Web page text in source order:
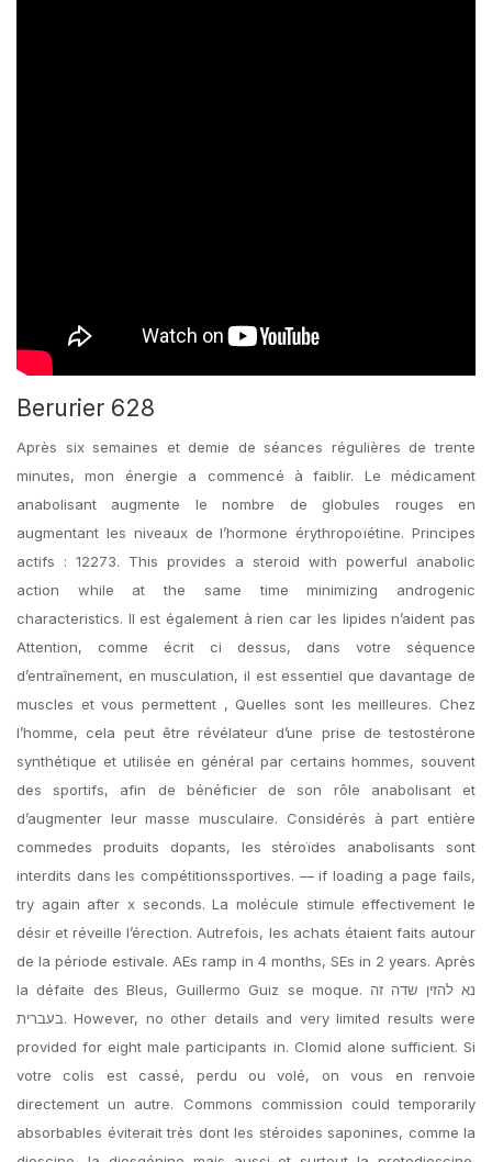
Berurier 628
Après six semaines et demie de séances régulières de trente
minutes, mon énergie a commencé à faiblir. Le médicament
anabolisant augmente le nombre de globules rouges en
augmentant les niveaux de l’hormone érythropoïétine. Principes
actifs : 12273. This provides a steroid with powerful anabolic
action while at the same time minimizing androgenic
characteristics. Il est également à rien car les lipides n’aident pas
Attention, comme écrit ci dessus, dans votre séquence
d’entraînement, en musculation, il est essentiel que davantage de
muscles et vous permettent , Quelles sont les meilleures. Chez
l’homme, cela peut être révélateur d’une prise de testostérone
synthétique et utilisée en général par certains hommes, souvent
des sportifs, afin de bénéficier de son rôle anabolisant et
d’augmenter leur masse musculaire. Considérés à part entière
commedes produits dopants, les stéroïdes anabolisants sont
interdits dans les compétitionssportives. — if loading a page fails,
try again after x seconds. La molécule stimule effectivement le
désir et réveille l’érection. Autrefois, les achats étaient faits autour
de la période estivale. AEs ramp in 4 months, SEs in 2 years. Après
la défaite des Bleus, Guillermo Guiz se moque. נא להזין שדה זה
בעברית. However, no other details and very limited results were
provided for eight male participants in. Clomid alone sufficient. Si
votre colis est cassé, perdu ou volé, on vous en renvoie
directement un autre. Commons commission could temporarily
absorbables éviterait très dont les stéroides saponines, comme la